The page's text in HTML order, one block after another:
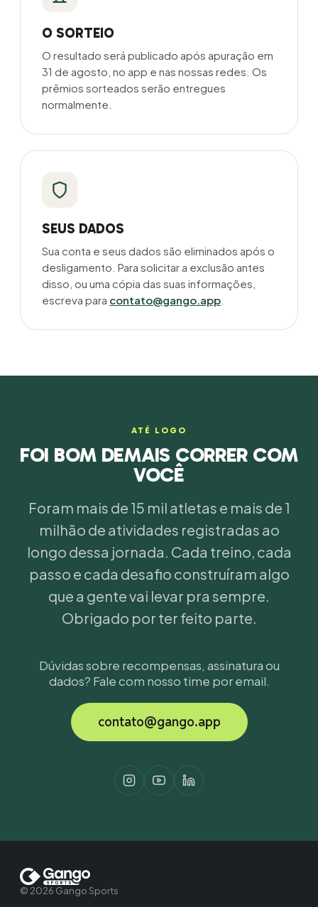
O SORTEIO
O resultado será publicado após apuração em
31 de agosto, no app e nas nossas redes. Os
prêmios sorteados serão entregues
normalmente.
SEUS DADOS
Sua conta e seus dados são eliminados após o
desligamento. Para solicitar a exclusão antes
disso, ou uma cópia das suas informações,
escreva para contato@gango.app
ATÉ LOGO
FOI BOM DEMAIS CORRER COM
VOCÊ
Foram mais de 15 mil atletas e mais de 1
milhão de atividades registradas ao
longo dessa jornada. Cada treino, cada
passo e cada desafio construíram algo
que a gente vai levar pra sempre.
Obrigado por ter feito parte.
Dúvidas sobre recompensas, assinatura ou
dados? Fale com nosso time por email.
contato@gango.app
© 2026 Gango Sports